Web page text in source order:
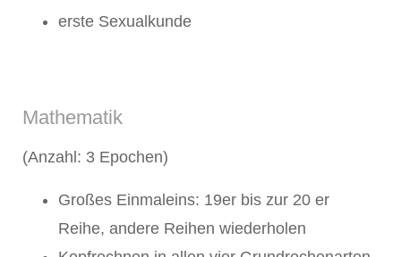
erste Sexualkunde
Mathematik
(Anzahl: 3 Epochen)
Großes Einmaleins: 19er bis zur 20 er
Reihe, andere Reihen wiederholen